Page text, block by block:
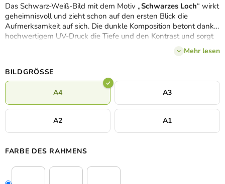
Das Schwarz-Weiß-Bild mit dem Motiv „Schwarzes Loch“ wirkt
geheimnisvoll und zieht schon auf den ersten Blick die
Aufmerksamkeit auf sich. Die dunkle Komposition betont dank
hochwertigem UV-Druck die Tiefe und den Kontrast und sorgt
so für einen starken visuellen Eindruck. Sie passt hervorragend
in moderne, minimalistische Innenräume oder Arbeitszimmer,
wo vor allem Liebhaber des Weltraums und der abstrakten
Kunst ihre Atmosphäre zu schätzen wissen.
Mehr lesen
BILDGRÖSSE
A4 A3
A2 A1
FARBE DES RAHMENS